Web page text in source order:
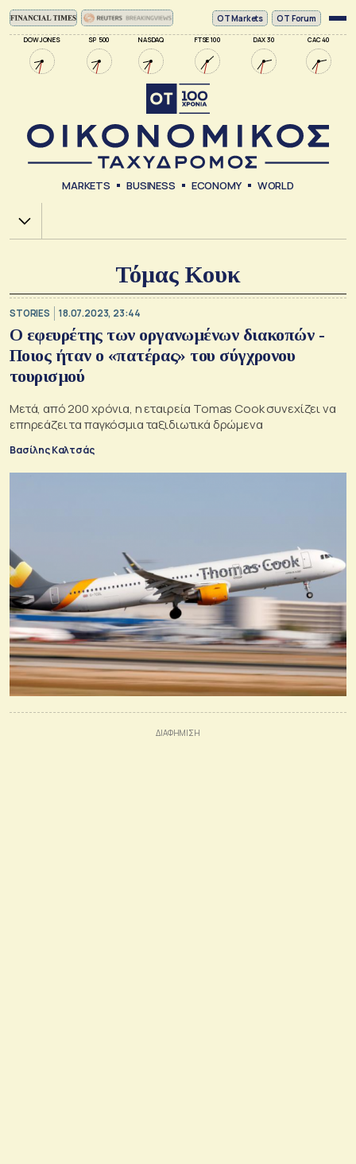
DOW JONES SP 500 NASDAQ FTSE 100 DAX 30 CAC 40
ΟΤ Markets OT Forum
MARKETS BUSINESS ECONOMY WORLD
Χ.Α.
Τόμας Κουκ
STORIES 18.07.2023, 23:44
Ο εφευρέτης των οργανωμένων διακοπών -
Ποιος ήταν ο «πατέρας» του σύγχρονου
τουρισμού
Μετά, από 200 χρόνια, η εταιρεία Tomas Cook συνεχίζει να
επηρεάζει τα παγκόσμια ταξιδιωτικά δρώμενα
Βασίλης Καλτσάς